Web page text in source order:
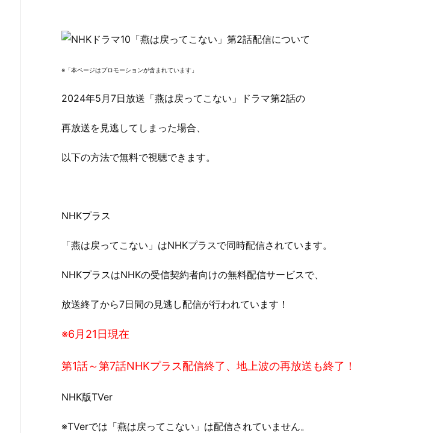
※「本ページはプロモーションが含まれています」
2024年5月7日放送「燕は戻ってこない」ドラマ第2話の
再放送を見逃してしまった場合、
以下の方法で無料で視聴できます。
NHKプラス
「燕は戻ってこない」はNHKプラスで同時配信されています。
NHKプラスはNHKの受信契約者向けの無料配信サービスで、
放送終了から7日間の見逃し配信が行われています！
※6月21日現在
第1話～第7話NHKプラス配信終了、地上波の再放送も終了！
NHK版TVer
※TVerでは「燕は戻ってこない」は配信されていません。